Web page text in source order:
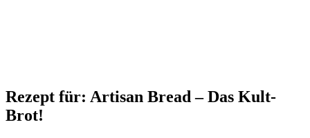
Rezept für: Artisan Bread – Das Kult-
Brot!